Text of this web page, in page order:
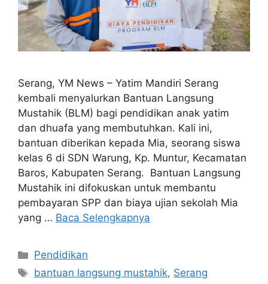
Serang, YM News – Yatim Mandiri Serang
kembali menyalurkan Bantuan Langsung
Mustahik (BLM) bagi pendidikan anak yatim
dan dhuafa yang membutuhkan. Kali ini,
bantuan diberikan kepada Mia, seorang siswa
kelas 6 di SDN Warung, Kp. Muntur, Kecamatan
Baros, Kabupaten Serang. Bantuan Langsung
Mustahik ini difokuskan untuk membantu
pembayaran SPP dan biaya ujian sekolah Mia
yang … Baca Selengkapnya
Pendidikan
bantuan langsung mustahik, Serang